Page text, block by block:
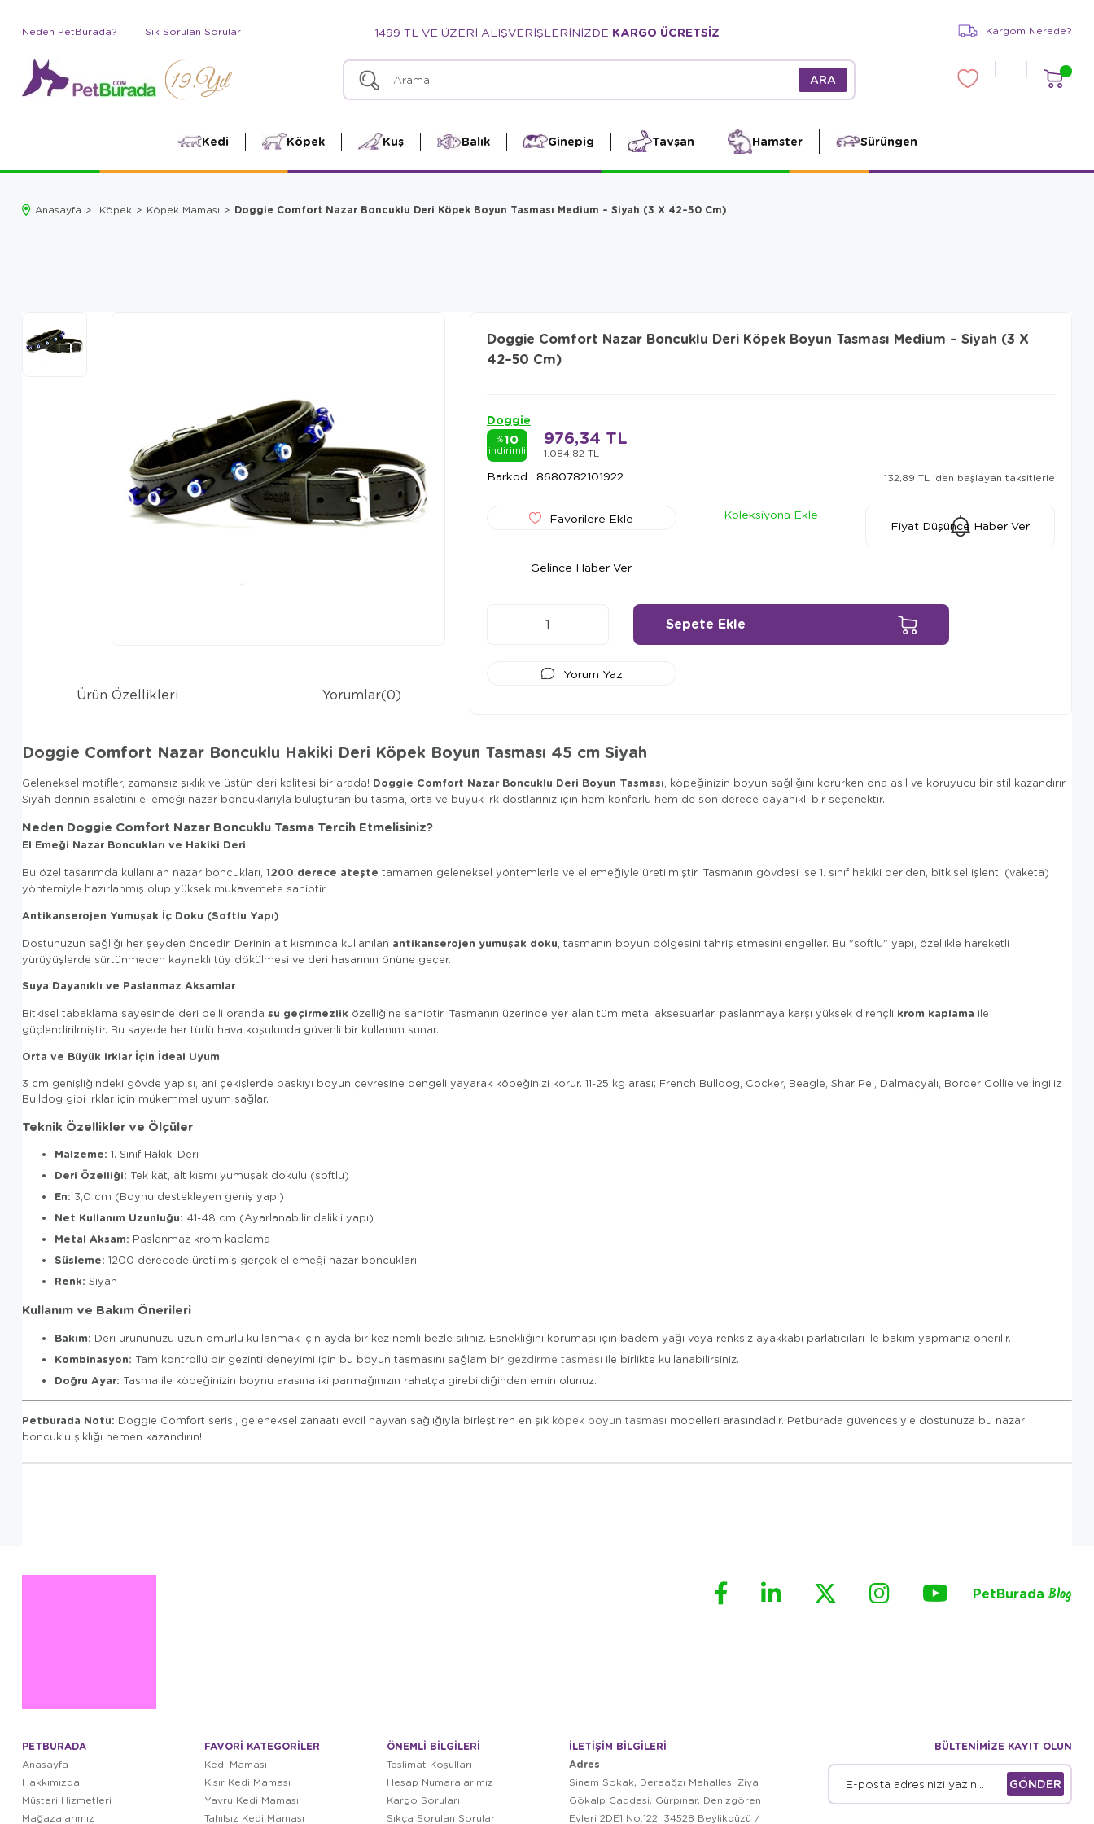
Neden PetBurada? Sık Sorulan Sorular 1499 TL VE ÜZERİ ALIŞVERİŞLERİNİZDE KARGO ÜCRETSİZ Kargom Nerede?
Kedi Köpek Kuş Balık Ginepig Tavşan Hamster Sürüngen
Anasayfa Köpek Köpek Maması Doggie Comfort Nazar Boncuklu Deri Köpek Boyun Tasması Medium – Siyah (3 X 42–50 Cm)
Doggie Comfort Nazar Boncuklu Deri Köpek Boyun Tasması Medium – Siyah (3 X
42–50 Cm)
Doggie
%10
indirimli 1.084,82 TL
976,34 TL
Barkod : 8680782101922 132,89 TL 'den başlayan taksitlerle
Favorilere Ekle
Koleksiyona Ekle
Fiyat Düşünce Haber Ver
Gelince Haber Ver
Yorum Yaz
Ürün Özellikleri Yorumlar(0)
Doggie Comfort Nazar Boncuklu Hakiki Deri Köpek Boyun Tasması 45 cm Siyah
Geleneksel motifler, zamansız şıklık ve üstün deri kalitesi bir arada! Doggie Comfort Nazar Boncuklu Deri Boyun Tasması, köpeğinizin boyun sağlığını korurken ona asil ve koruyucu bir stil kazandırır.
Siyah derinin asaletini el emeği nazar boncuklarıyla buluşturan bu tasma, orta ve büyük ırk dostlarınız için hem konforlu hem de son derece dayanıklı bir seçenektir.
Neden Doggie Comfort Nazar Boncuklu Tasma Tercih Etmelisiniz?
El Emeği Nazar Boncukları ve Hakiki Deri
Bu özel tasarımda kullanılan nazar boncukları, 1200 derece ateşte tamamen geleneksel yöntemlerle ve el emeğiyle üretilmiştir. Tasmanın gövdesi ise 1. sınıf hakiki deriden, bitkisel işlenti (vaketa)
yöntemiyle hazırlanmış olup yüksek mukavemete sahiptir.
Antikanserojen Yumuşak İç Doku (Softlu Yapı)
Dostunuzun sağlığı her şeyden öncedir. Derinin alt kısmında kullanılan antikanserojen yumuşak doku , tasmanın boyun bölgesini tahriş etmesini engeller. Bu "softlu" yapı, özellikle hareketli
yürüyüşlerde sürtünmeden kaynaklı tüy dökülmesi ve deri hasarının önüne geçer.
Suya Dayanıklı ve Paslanmaz Aksamlar
Bitkisel tabaklama sayesinde deri belli oranda su geçirmezlik özelliğine sahiptir. Tasmanın üzerinde yer alan tüm metal aksesuarlar, paslanmaya karşı yüksek dirençli krom kaplama ile
güçlendirilmiştir. Bu sayede her türlü hava koşulunda güvenli bir kullanım sunar.
Orta ve Büyük Irklar İçin İdeal Uyum
3 cm genişliğindeki gövde yapısı, ani çekişlerde baskıyı boyun çevresine dengeli yayarak köpeğinizi korur. 11-25 kg arası; French Bulldog, Cocker, Beagle, Shar Pei, Dalmaçyalı, Border Collie ve İngiliz
Bulldog gibi ırklar için mükemmel uyum sağlar.
Teknik Özellikler ve Ölçüler
Malzeme: 1. Sınıf Hakiki Deri
Deri Özelliği: Tek kat, alt kısmı yumuşak dokulu (softlu)
En: 3,0 cm (Boynu destekleyen geniş yapı)
Net Kullanım Uzunluğu: 41-48 cm (Ayarlanabilir delikli yapı)
Metal Aksam: Paslanmaz krom kaplama
Süsleme: 1200 derecede üretilmiş gerçek el emeği nazar boncukları
Renk: Siyah
Kullanım ve Bakım Önerileri
Bakım: Deri ürününüzü uzun ömürlü kullanmak için ayda bir kez nemli bezle siliniz. Esnekliğini koruması için badem yağı veya renksiz ayakkabı parlatıcıları ile bakım yapmanız önerilir.
Kombinasyon: Tam kontrollü bir gezinti deneyimi için bu boyun tasmasını sağlam bir gezdirme tasması ile birlikte kullanabilirsiniz.
Doğru Ayar: Tasma ile köpeğinizin boynu arasına iki parmağınızın rahatça girebildiğinden emin olunuz.
Petburada Notu: Doggie Comfort serisi, geleneksel zanaatı evcil hayvan sağlığıyla birleştiren en şık köpek boyun tasması modelleri arasındadır. Petburada güvencesiyle dostunuza bu nazar
boncuklu şıklığı hemen kazandırın!
PetBurada Blog
PETBURADA
Anasayfa
Hakkımızda
Müşteri Hizmetleri
Mağazalarımız
FAVORİ KATEGORİLER
Kedi Maması
Kısır Kedi Maması
Yavru Kedi Maması
Tahılsız Kedi Maması
ÖNEMLİ BİLGİLERİ
Teslimat Koşulları
Hesap Numaralarımız
Kargo Soruları
Sıkça Sorulan Sorular
İLETİŞİM BİLGİLERİ
Adres
Sinem Sokak, Dereağzı Mahallesi Ziya
Gökalp Caddesi, Gürpınar, Denizgören
Evleri 2DE1 No:122, 34528 Beylikdüzü /
BÜLTENİMİZE KAYIT OLUN
GÖNDER